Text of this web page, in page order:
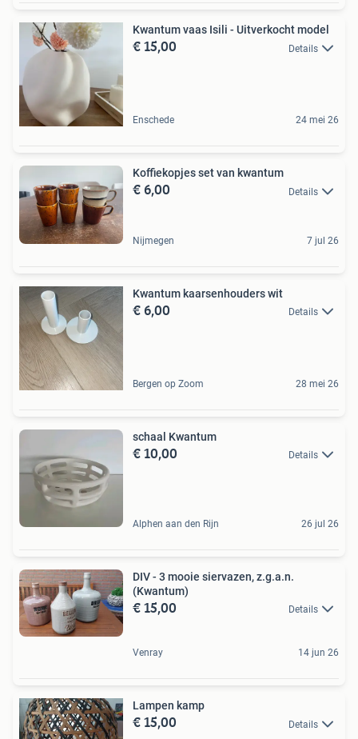
Kwantum vaas Isili - Uitverkocht model
€ 15,00 Details
Enschede 24 mei 26
Koffiekopjes set van kwantum
€ 6,00 Details
Nijmegen 7 jul 26
Kwantum kaarsenhouders wit
€ 6,00 Details
Bergen op Zoom 28 mei 26
schaal Kwantum
€ 10,00 Details
Alphen aan den Rijn 26 jul 26
DIV - 3 mooie siervazen, z.g.a.n.
(Kwantum)
€ 15,00 Details
Venray 14 jun 26
Lampen kamp
€ 15,00 Details